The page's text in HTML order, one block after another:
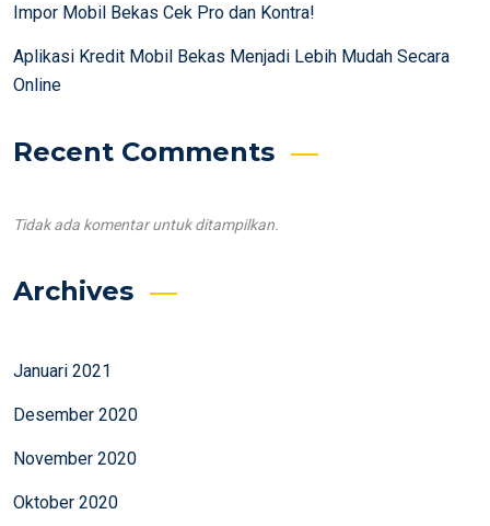
Impor Mobil Bekas Cek Pro dan Kontra!
Aplikasi Kredit Mobil Bekas Menjadi Lebih Mudah Secara
Online
Recent Comments
Tidak ada komentar untuk ditampilkan.
Archives
Januari 2021
Desember 2020
November 2020
Oktober 2020